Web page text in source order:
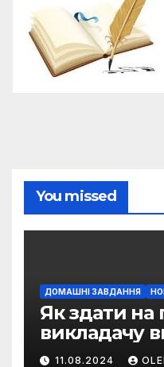
You missed
ДОМАШНІ ЗАВДАННЯ
Як здати на
викладачу
домашнє
11.08.2024